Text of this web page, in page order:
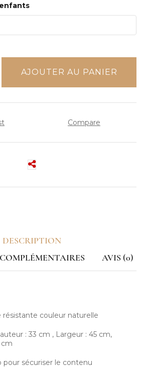
AJOUTER AU PANIER
Compare
DESCRIPTION
AVIS (0)
résistante couleur naturelle
: 33 cm , Largeur : 45 cm,
cm
pour sécuriser le contenu